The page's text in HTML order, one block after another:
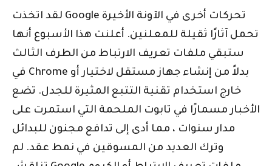
لقد اتخذت Google تحركات أخرى في الآونة الأخيرة
تحمل آثارًا ثقيلة للمعلنين. أعلنت هذا الأسبوع أنها
ستبقي ملفات تعريف الارتباط من الطرف الثالث
في Chrome بدلاً من إنشاء جهاز مستقل لاختيار أو
خارج استخدام تقنية التتبع المثيرة للجدل. تضع
الأخبار مسمارًا في تابوت الملحمة التي استمرت على
مدار سنوات ، مما أدى إلى تدافع مجنون للبدائل
وترك العديد من المسوقين في نمط عقد. لم